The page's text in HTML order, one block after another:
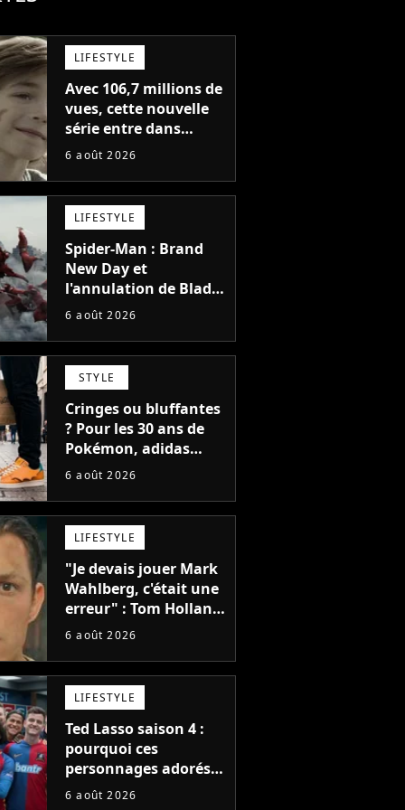
LIFESTYLE
Avec 106,7 millions de
vues, cette nouvelle
série entre dans
l'histoire de Netflix en
6 août 2026
LIFESTYLE
Spider-Man : Brand
New Day et
l'annulation de Blade
montrent que Marvel
faire quoi que ce soit
de simple
6 août 2026
STYLE
Cringes ou bluffantes
? Pour les 30 ans de
Pokémon, adidas
dévoile une énorme
et je ne sais pas quoi
en penser
6 août 2026
LIFESTYLE
"Je devais jouer Mark
Wahlberg, c'était une
erreur" : Tom Holland,
la star de Spider-Man,
blockbuster
6 août 2026
LIFESTYLE
Ted Lasso saison 4 :
pourquoi ces
personnages adorés
des fans ne sont pas
6 août 2026